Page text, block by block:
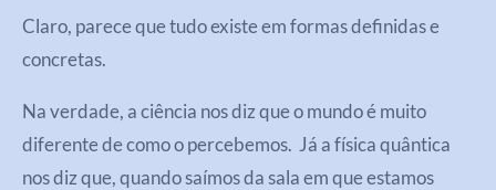
Claro, parece que tudo existe em formas definidas e
concretas.
Na verdade, a ciência nos diz que o mundo é muito
diferente de como o percebemos. Já a física quântica
nos diz que, quando saímos da sala em que estamos